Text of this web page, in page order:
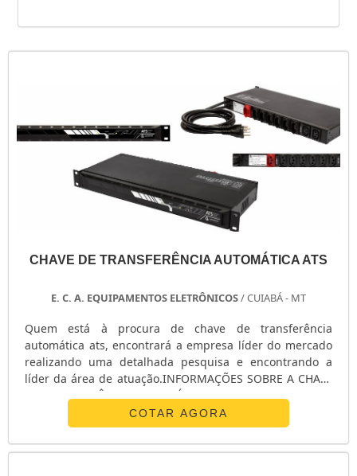
CHAVE DE TRANSFERÊNCIA AUTOMÁTICA ATS
E. C. A. EQUIPAMENTOS ELETRÔNICOS/ CUIABÁ - MT
Quem está à procura de chave de transferência
automática ats, encontrará a empresa líder do mercado
realizando uma detalhada pesquisa e encontrando a
líder da área de atuação.INFORMAÇÕES SOBRE A CHAVE
DE TRANSFERÊNCIA AUTOMÁTICA ATSQuem procura por
chave de transferência automática ats em uma empresa
inovadora, acha o site da E. C. A. Equipamentos
Eletrônicos. Na companhia é possível encontrar
COTAR AGORA